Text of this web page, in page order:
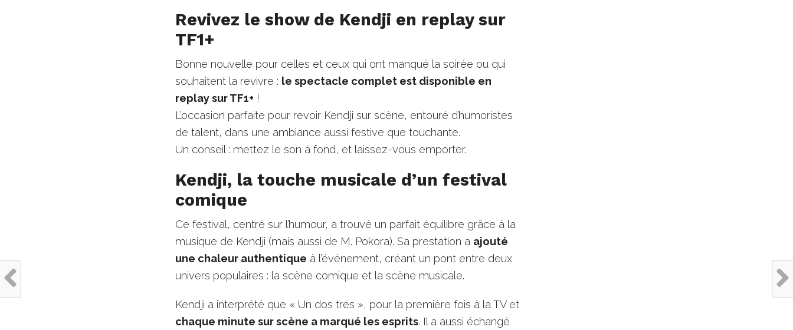
Revivez le show de Kendji en replay sur
TF1+
Bonne nouvelle pour celles et ceux qui ont manqué la soirée ou qui
souhaitent la revivre : le spectacle complet est disponible en
replay sur TF1+ !
L’occasion parfaite pour revoir Kendji sur scène, entouré d’humoristes
de talent, dans une ambiance aussi festive que touchante.
Un conseil : mettez le son à fond, et laissez-vous emporter.
Kendji, la touche musicale d’un festival
comique
Ce festival, centré sur l’humour, a trouvé un parfait équilibre grâce à la
musique de Kendji (mais aussi de M. Pokora). Sa prestation a ajouté
une chaleur authentique à l’événement, créant un pont entre deux
univers populaires : la scène comique et la scène musicale.
Kendji a interprété que « Un dos tres », pour la première fois à la TV et
chaque minute sur scène a marqué les esprits. Il a aussi échangé